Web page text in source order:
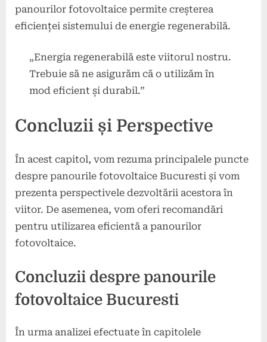
panourilor fotovoltaice permite creșterea
eficienței sistemului de energie regenerabilă.
„Energia regenerabilă este viitorul nostru.
Trebuie să ne asigurăm că o utilizăm în
mod eficient și durabil.”
Concluzii și Perspective
În acest capitol, vom rezuma principalele puncte
despre panourile fotovoltaice Bucuresti și vom
prezenta perspectivele dezvoltării acestora în
viitor. De asemenea, vom oferi recomandări
pentru utilizarea eficientă a panourilor
fotovoltaice.
Concluzii despre panourile
fotovoltaice Bucuresti
În urma analizei efectuate în capitolele